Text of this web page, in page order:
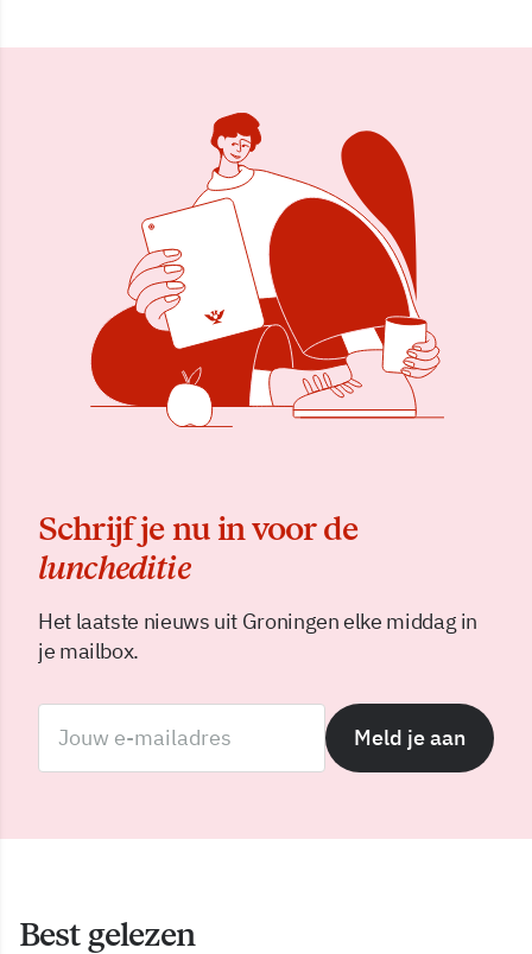
Schrijf je nu in voor de
luncheditie
Het laatste nieuws uit Groningen elke middag in
je mailbox.
Meld je aan
Best gelezen